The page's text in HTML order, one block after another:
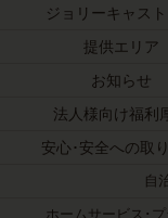
ジョリーキャス
提供エリア
お知らせ
法人様向け福利
安心･安全への取
自
ホームサービス･